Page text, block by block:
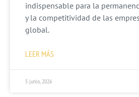
indispensable para la
y la competitividad de las
global.
LEER MÁS
5 junio, 2026